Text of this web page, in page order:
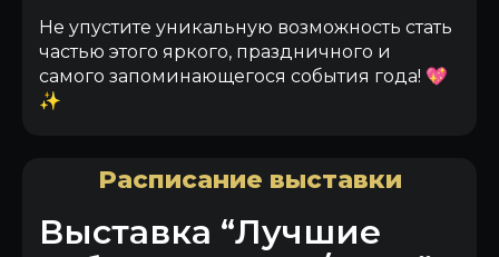
Не упустите уникальную возможность стать
частью этого яркого, праздничного и
самого запоминающегося события года! 💖
✨
Расписание выставки
Выставка “Лучшие